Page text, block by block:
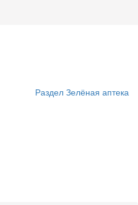
Раздел Зелёная аптека